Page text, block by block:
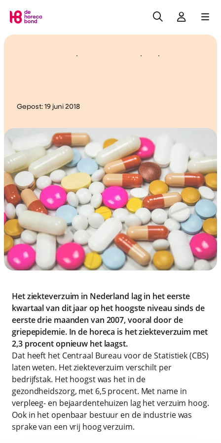
Zoeken
Gepost: 19 juni 2018
Het ziekteverzuim in Nederland lag in het eerste
kwartaal van dit jaar op het hoogste niveau sinds de
eerste drie maanden van 2007, vooral door de
griepepidemie. In de horeca is het ziekteverzuim met
2,3 procent opnieuw het laagst.
Dat heeft het Centraal Bureau voor de Statistiek (CBS)
laten weten. Het ziekteverzuim verschilt per
bedrijfstak. Het hoogst was het in de
gezondheidszorg, met 6,5 procent. Met name in
verpleeg- en bejaardentehuizen lag het verzuim hoog.
Ook in het openbaar bestuur en de industrie was
sprake van een vrij hoog verzuim.